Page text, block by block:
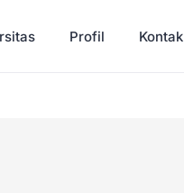
Profil Kontak